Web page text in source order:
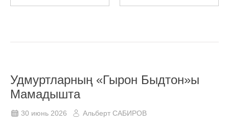
Удмуртларның «Гырон Быдтон»ы
Мамадышта
30 июнь 2026 Альберт САБИРОВ